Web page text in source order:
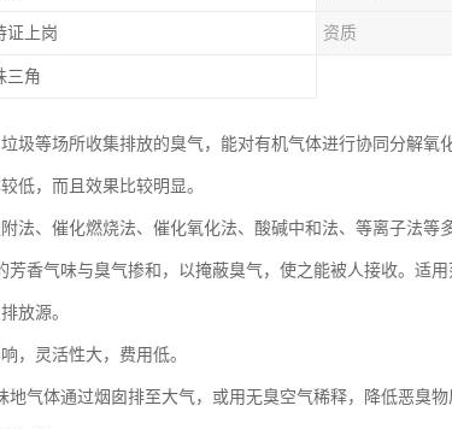
证上岗 资质
三角
圾等场所收集排放的臭气，能对有机气体进行协同分解
低，而且效果比较明显。
法、催化燃烧法、催化氧化法、酸碱中和法、等离子法等
芳香气味与臭气掺和，以掩蔽臭气，使之能被人接收。适
放源。
，灵活性大，费用低。
地气体通过烟囱排至大气，或用无臭空气稀释，降低恶臭